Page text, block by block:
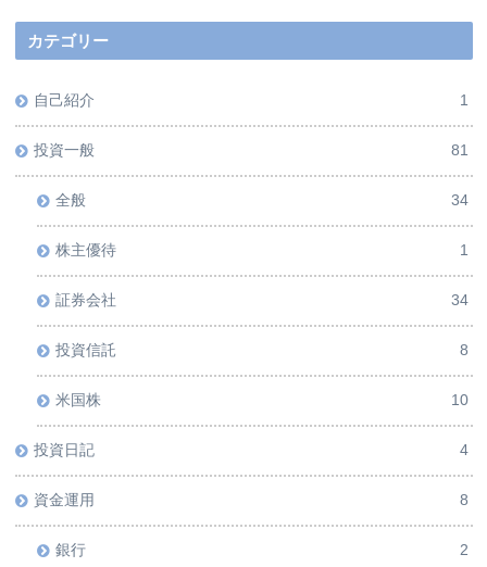
カテゴリー
自己紹介 1
投資一般 81
全般 34
株主優待 1
証券会社 34
投資信託 8
米国株 10
投資日記 4
資金運用 8
銀行 2